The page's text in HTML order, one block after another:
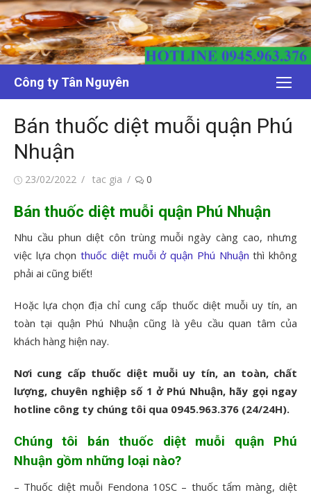
Chuyển
tới
nội
dung
Công ty Tân Nguyên
Bán thuốc diệt muỗi quận Phú
Nhuận
Đăng23/02/2022
Tác
tac gia 0
Bán thuốc diệt muỗi quận Phú Nhuận
Nhu cầu phun diệt côn trùng muỗi ngày càng cao, nhưng
việc lựa chọnthuốc diệt muỗi ở quận Phú Nhuận thì không
phải ai cũng biết!
Hoặc lựa chọn địa chỉ cung cấp thuốc diệt muỗi uy tín, an
toàn tại quận Phú Nhuận cũng là yêu cầu quan tâm của
khách hàng hiện nay.
Nơi cung cấp thuốc diệt muỗi uy tín, an toàn, chất
lượng, chuyên nghiệp số 1 ở Phú Nhuận, hãy gọi ngay
hotline công ty chúng tôi qua 0945.963.376 (24/24H).
Chúng tôi bán thuốc diệt muỗi quận Phú
Nhuận gồm những loại nào?
– Thuốc diệt muỗi Fendona 10SC – thuốc tẩm màng, diệt